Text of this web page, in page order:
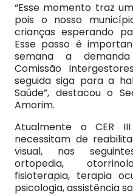
“Esse momento traz
pois o nosso
crianças esperando
Esse passo é
semana a
Comissão
seguida siga para a
Saúde”, destacou o
Amorim.
Atualmente o CER
necessitam de
visual, nas
ortopedia,
fisioterapia, terapia
psicologia, assistência